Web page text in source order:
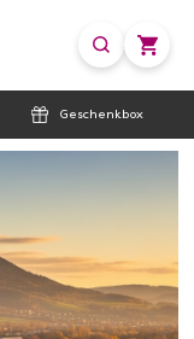
Geschenkbox